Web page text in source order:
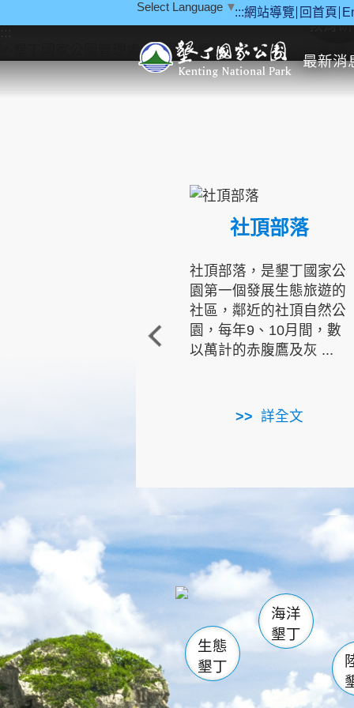
:::網站導覽 回首頁
Select Language ▼
最新消
::: 教育
社頂部落
社頂部落，是墾丁國家公
園第一個發展生態旅遊的
社區，鄰近的社頂自然公
園，每年9、10月間，數
以萬計的赤腹鷹及灰 ...
詳全文
龜山 海生館
恆春
龍鑾潭自
瓊麻館
關山
白砂
生態
墾丁
海洋
墾丁